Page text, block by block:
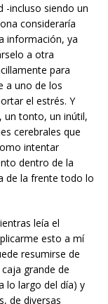
-incluso siendo un
consideraría
información, ya
a otra
para
a uno de los
el estrés. Y
un tonto, un inútil,
cerebrales que
intentar
dentro de la
de la frente todo lo
leía el
esto a mí
resumirse de
grande de
lo largo del día) y
de diversas